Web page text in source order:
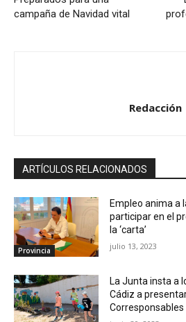
campaña de Navidad vital
Redacción
ARTÍCULOS RELACIONADOS
Provincia
Empleo anima a
participar en el
la ‘carta’
julio 13, 2023
La Junta insta a
Cádiz a